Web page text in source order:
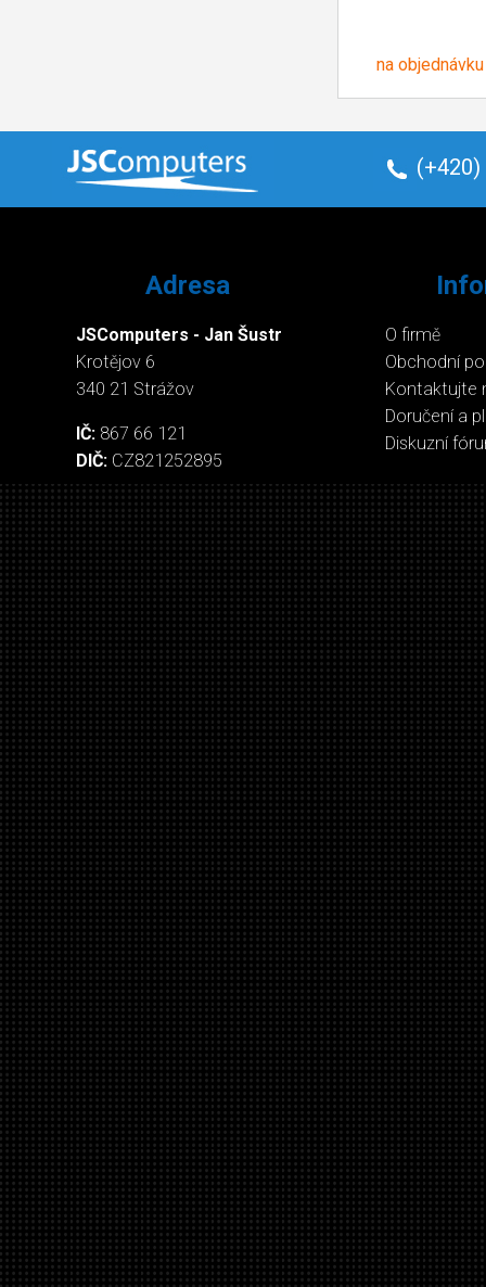
na objednávku
(+420)
Adresa
JSComputers - Jan Šustr
Krotějov 6
340 21 Strážov
IČ: 867 66 121
DIČ: CZ821252895
O firmě
Obchodní
Kontaktujte
Doručení a
Diskuzní